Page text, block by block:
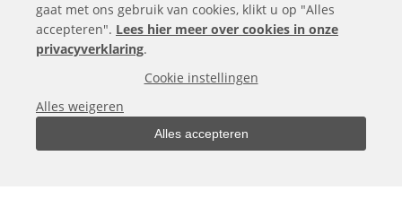
Alle bedragen zijn exclusief BTW
gaat met ons gebruik van cookies, klikt u op "Alles
accepteren". Lees hier meer over cookies in onze
privacyverklaring.
Cookie instellingen
Alles weigeren
Alles accepteren